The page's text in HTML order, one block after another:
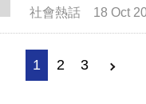
社會熱話 18 Oct
1 2 3